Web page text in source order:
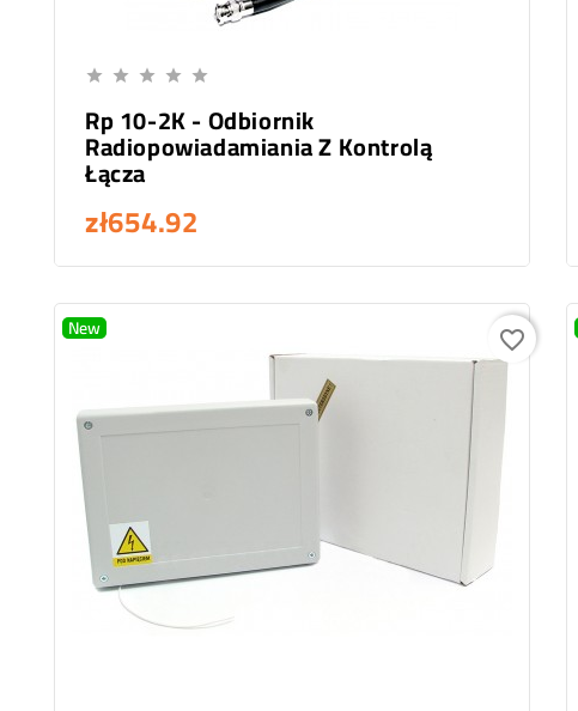
    
Rp 10-2K - Odbiornik
Radiopowiadamiania Z Kontrolą
Łącza
zł654.92
New favorite_border